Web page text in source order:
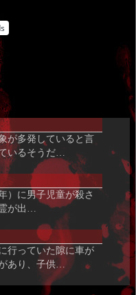
が多発していると言
いるそうだ…
）に男子児童が殺さ
が出…
行っていた隙に車が
あり、子供…